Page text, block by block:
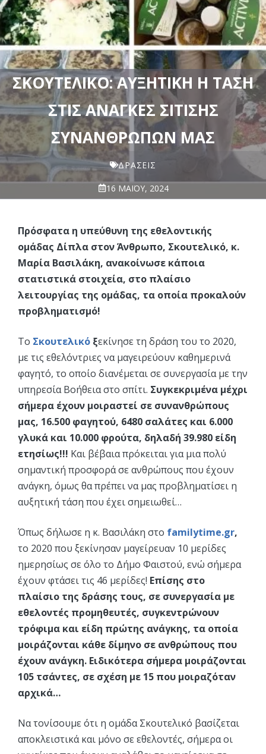
ΣΚΟΥΤΕΛΙΚΌ: ΑΥΞΗΤΙΚΉ Η ΤΆΣΗ
ΣΤΙΣ ΑΝΆΓΚΕΣ ΣΊΤΙΣΗΣ
ΣΥΝΑΝΘΡΏΠΩΝ ΜΑΣ
ΔΡΆΣΕΙΣ
16 ΜΑΪ́ΟΥ, 2024
Πρόσφατα η υπεύθυνη της εθελοντικής
ομάδας Δίπλα στον Άνθρωπο, Σκουτελικό, κ.
Μαρία Βασιλάκη, ανακοίνωσε κάποια
στατιστικά στοιχεία, στο πλαίσιο
λειτουργίας της ομάδας, τα οποία προκαλούν
προβληματισμό!
Το Σκουτελικό ξεκίνησε τη δράση του το 2020,
με τις εθελόντριες να μαγειρεύουν καθημερινά
φαγητό, το οποίο διανέμεται σε συνεργασία με την
υπηρεσία Βοήθεια στο σπίτι. Συγκεκριμένα μέχρι
σήμερα έχουν μοιραστεί σε συνανθρώπους
μας, 16.500 φαγητού, 6480 σαλάτες και 6.000
γλυκά και 10.000 φρούτα, δηλαδή 39.980 είδη
ετησίως!!! Και βέβαια πρόκειται για μια πολύ
σημαντική προσφορά σε ανθρώπους που έχουν
ανάγκη, όμως θα πρέπει να μας προβληματίσει η
αυξητική τάση που έχει σημειωθεί…
Όπως δήλωσε η κ. Βασιλάκη στο familytime.gr,
το 2020 που ξεκίνησαν μαγείρευαν 10 μερίδες
ημερησίως σε όλο το Δήμο Φαιστού, ενώ σήμερα
έχουν φτάσει τις 46 μερίδες! Επίσης στο
πλαίσιο της δράσης τους, σε συνεργασία με
εθελοντές προμηθευτές, συγκεντρώνουν
τρόφιμα και είδη πρώτης ανάγκης, τα οποία
μοιράζονται κάθε δίμηνο σε ανθρώπους που
έχουν ανάγκη. Ειδικότερα σήμερα μοιράζονται
105 τσάντες, σε σχέση με 15 που μοιραζόταν
αρχικά…
Να τονίσουμε ότι η ομάδα Σκουτελικό βασίζεται
αποκλειστικά και μόνο σε εθελοντές, σήμερα οι